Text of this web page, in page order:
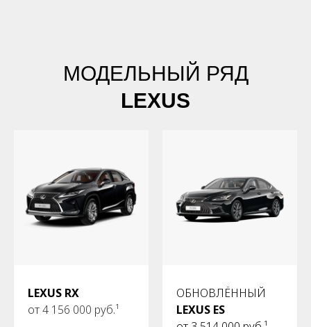
МОДЕЛЬНЫЙ РЯД
LEXUS
LEXUS RX
от 4 156 000 руб.¹
ОБНОВЛЁННЫЙ
LEXUS ES